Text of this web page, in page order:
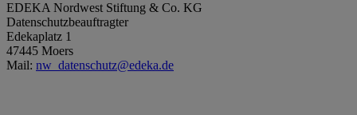
EDEKA Nordwest Stiftung & Co. KG
Datenschutzbeauftragter
Edekaplatz 1
47445 Moers
Mail: nw_datenschutz@edeka.de